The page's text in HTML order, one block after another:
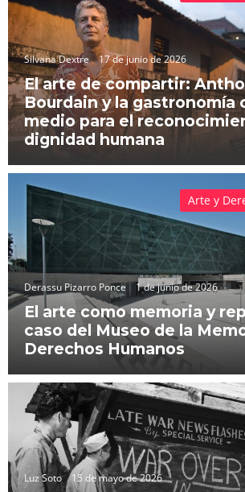
Silvana Dextre 17 de junio de 2026
El arte de compartir:
Bourdain y la gastronomía
medio para el
dignidad humana
Derassu Pizarro Ponce 1 de junio de 2026
El arte como memoria y
caso del Museo de la
Derechos Humanos
Arte y
Luz Soto 15 de mayo de 2026